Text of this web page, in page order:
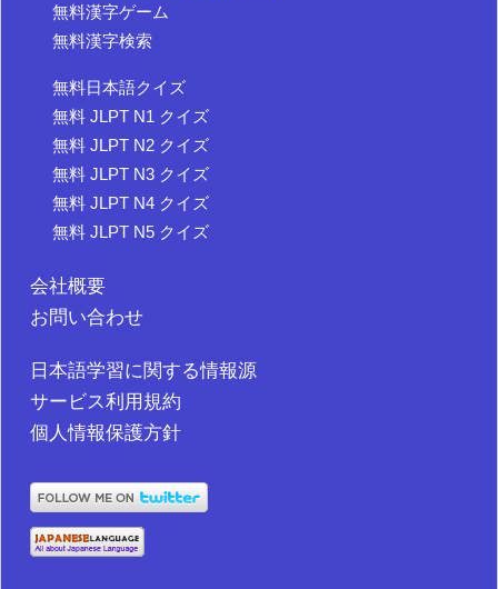
無料漢字ゲーム
無料漢字検索
無料日本語クイズ
無料 JLPT N1 クイズ
無料 JLPT N2 クイズ
無料 JLPT N3 クイズ
無料 JLPT N4 クイズ
無料 JLPT N5 クイズ
会社概要
お問い合わせ
日本語学習に関する情報源
サービス利用規約
個人情報保護方針